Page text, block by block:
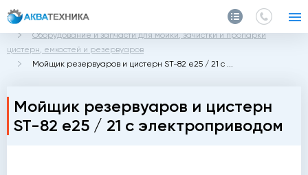
Главная
Каталог
Оборудование и запчасти для мойки, зачистки и пропарки
цистерн, емкостей и резервуаров
Мойщик резервуаров и цистерн ST-82 e25 / 21 с ...
Мойщик резервуаров и цистерн
ST-82 e25 / 21 с электроприводом